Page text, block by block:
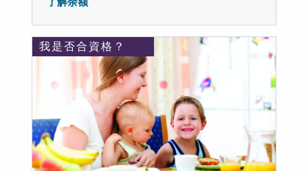
我是否合資格？